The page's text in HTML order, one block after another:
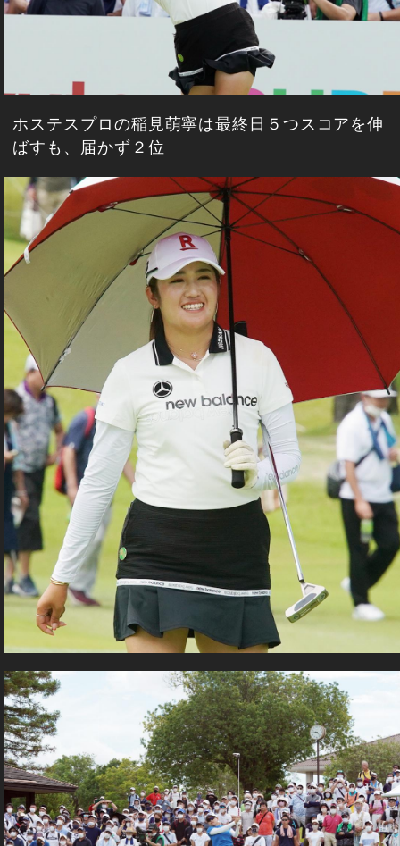
ホステスプロの稲見萌寧は最終日５つスコアを伸
ばすも、届かず２位